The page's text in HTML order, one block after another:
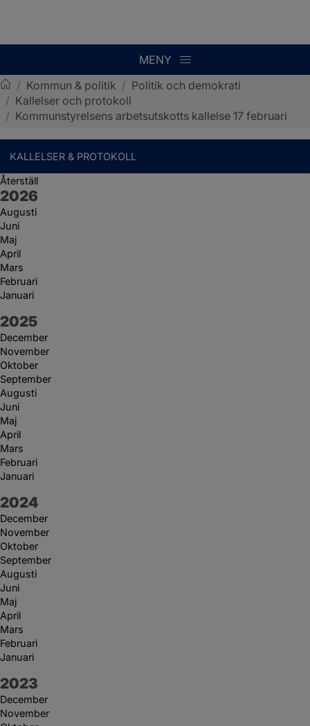
MENY
Sotenäs kommun
/ Kommun & politik / Politik och demokrati
/ Kallelser och protokoll
/ Kommunstyrelsens arbetsutskotts kallelse 17 februari
KALLELSER & PROTOKOLL
Återställ
År:
2026
Augusti
Juni
Maj
April
Mars
Februari
Januari
År:
2025
December
November
Oktober
September
Augusti
Juni
Maj
April
Mars
Februari
Januari
År:
2024
December
November
Oktober
September
Augusti
Juni
Maj
April
Mars
Februari
Januari
År:
2023
December
November